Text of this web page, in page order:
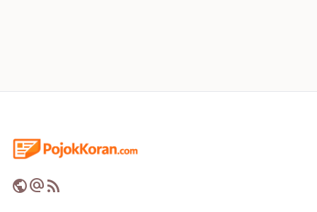
publicalternate_emailrss_feed